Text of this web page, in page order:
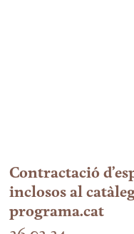
Contractació
inclosos al
programa.cat